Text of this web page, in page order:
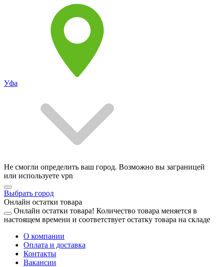
Уфа
Не смогли определить ваш город. Возможно вы заграницей
или используете vpn
Выбрать город
Онлайн остатки товара
Онлайн остатки товара! Количество товара меняется в
настоящем времени и соответствует остатку товара на складе
О компании
Оплата и доставка
Контакты
Вакансии